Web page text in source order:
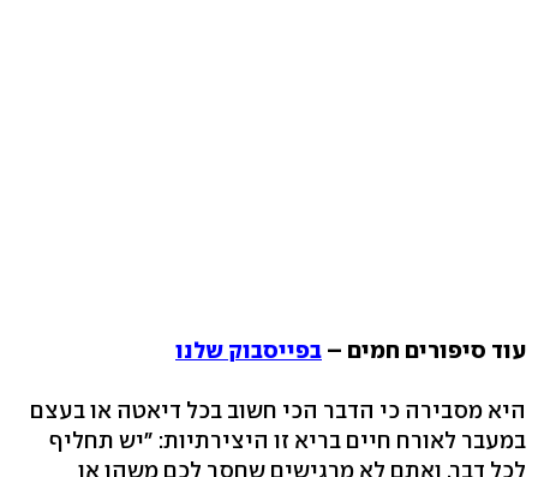
עוד סיפורים חמים – בפייסבוק שלנו
היא מסבירה כי הדבר הכי חשוב בכל דיאטה או בעצם
במעבר לאורח חיים בריא זו היצירתיות: "יש תחליף
לכל דבר, ואתם לא מרגישים שחסר לכם משהו או